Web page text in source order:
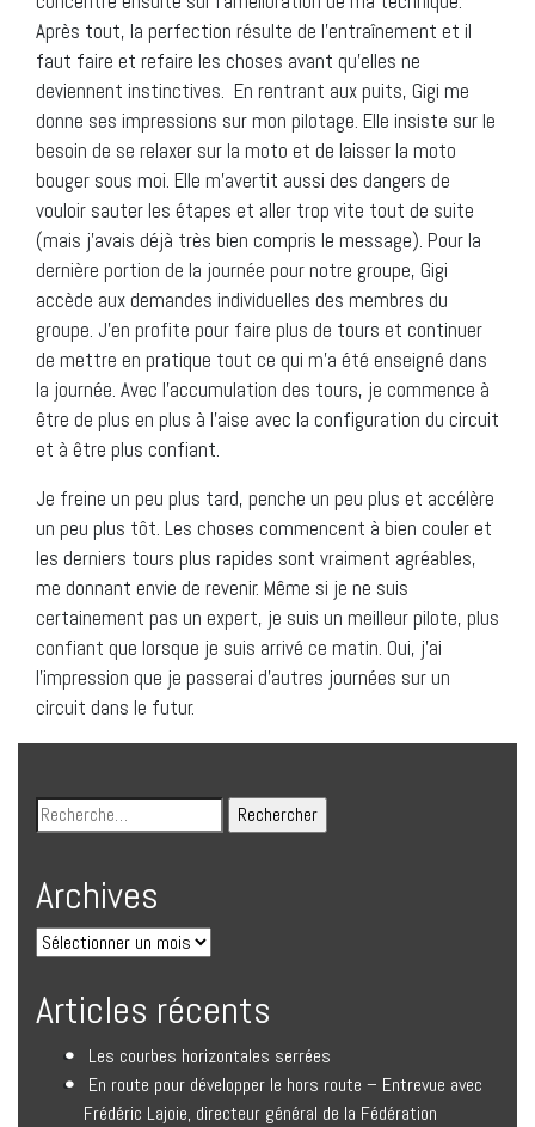
Après tout, la perfection résulte de l’entraînement et il
faut faire et refaire les choses avant qu’elles ne
deviennent instinctives. En rentrant aux puits, Gigi me
donne ses impressions sur mon pilotage. Elle insiste sur le
besoin de se relaxer sur la moto et de laisser la moto
bouger sous moi. Elle m’avertit aussi des dangers de
vouloir sauter les étapes et aller trop vite tout de suite
(mais j’avais déjà très bien compris le message). Pour la
dernière portion de la journée pour notre groupe, Gigi
accède aux demandes individuelles des membres du
groupe. J’en profite pour faire plus de tours et continuer
de mettre en pratique tout ce qui m’a été enseigné dans
la journée. Avec l’accumulation des tours, je commence à
être de plus en plus à l’aise avec la configuration du circuit
et à être plus confiant.
Je freine un peu plus tard, penche un peu plus et accélère
un peu plus tôt. Les choses commencent à bien couler et
les derniers tours plus rapides sont vraiment agréables,
me donnant envie de revenir. Même si je ne suis
certainement pas un expert, je suis un meilleur pilote, plus
confiant que lorsque je suis arrivé ce matin. Oui, j’ai
l’impression que je passerai d’autres journées sur un
circuit dans le futur.
Archives
Articles récents
Les courbes horizontales serrées
En route pour développer le hors route – Entrevue avec
Frédéric Lajoie, directeur général de la Fédération